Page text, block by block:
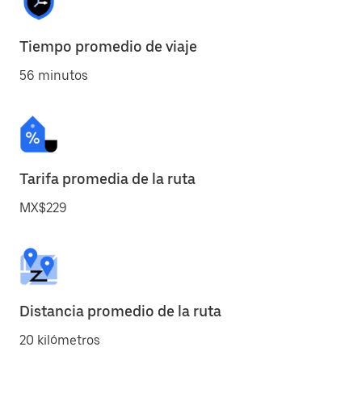
Tiempo promedio de viaje
56 minutos
Tarifa promedia de la ruta
MX$229
Distancia promedio de la ruta
20 kilómetros